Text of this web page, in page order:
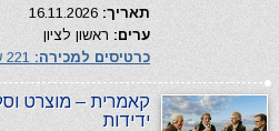
תאריך:
ערים: ראשון לציון
כרטיסים למכירה:
קאמרית – מוצרט
ידידות